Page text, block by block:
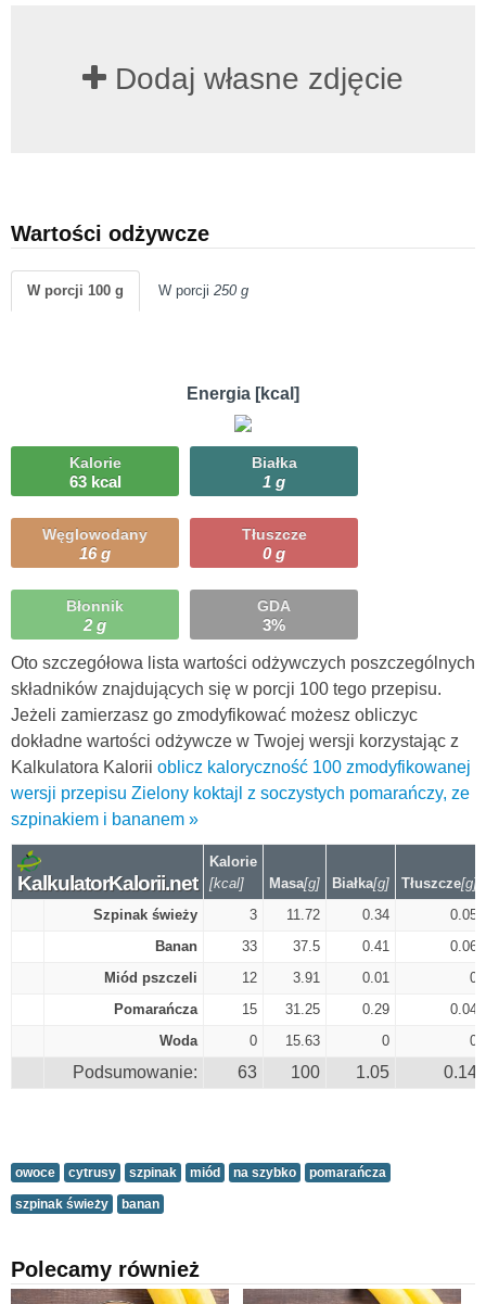
Dodaj własne zdjęcie
Wartości odżywcze
W porcji 100 g W porcji 250 g
Energia [kcal]
Kalorie
63 kcal
Białka
1 g
Węglowodany
16 g
Tłuszcze
0 g
Błonnik
2 g
GDA
3%
Oto szczegółowa lista wartości odżywczych poszczególnych
składników znajdujących się w porcji 100 tego przepisu.
Jeżeli zamierzasz go zmodyfikować możesz obliczyc
dokładne wartości odżywcze w Twojej wersji korzystając z
Kalkulatora Kalorii oblicz kaloryczność 100 zmodyfikowanej
wersji przepisu Zielony koktajl z soczystych pomarańczy, ze
szpinakiem i bananem »
KalkulatorKalorii.net
Kalorie
[kcal]
Masa[g] Białka[g] Tłuszcze[g]
Szpinak świeży
3 11.72 0.34
0.05
Banan
33 37.5 0.41
0.06
Miód pszczeli
12 3.91 0.01
0
Pomarańcza
15 31.25 0.29
0.04
Woda
0 15.63 0 0
Podsumowanie: 63 100 1.05 0.14
owoce cytrusy szpinak miód na szybko pomarańcza
szpinak świeży banan
Polecamy również